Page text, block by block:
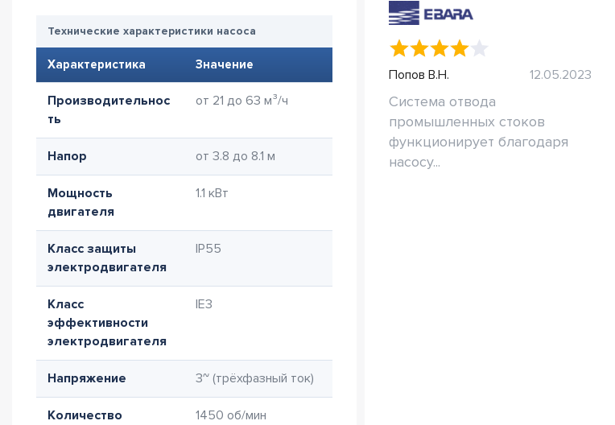
Технические характеристики насоса
Характеристика Значение
Производительнос
ть
от 21 до 63 м³/ч
Напор от 3.8 до 8.1 м
Мощность
двигателя
1.1 кВт
Класс защиты
электродвигателя
IP55
Класс
эффективности
электродвигателя
IE3
Напряжение 3~ (трёхфазный ток)
Количество
1450 об/мин
Попов В.Н. 12.05.2023
Система отвода
промышленных стоков
функционирует благодаря
насосу...